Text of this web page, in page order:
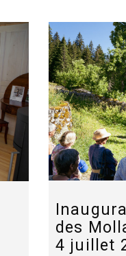
des
4 juillet